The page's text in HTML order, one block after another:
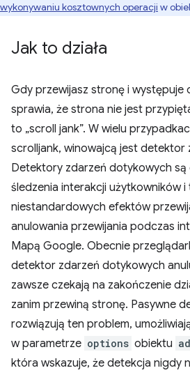
wykonywaniu kosztownych operacji w
Jak to działa
Gdy przewijasz stronę i występuje
sprawia, że strona nie jest
to „scroll jank”. W wielu
scrolljank, winowajcą jest
Detektory zdarzeń dotykowych
śledzenia interakcji użytkowników i
niestandardowych efektów
anulowania przewijania podczas
Mapą Google. Obecnie
detektor zdarzeń dotykowych
zawsze czekają na zakończenie
zanim przewiną stronę. Pasywne
rozwiązują ten problem,
w parametrze options obiektu
która wskazuje, że detekcja nigdy